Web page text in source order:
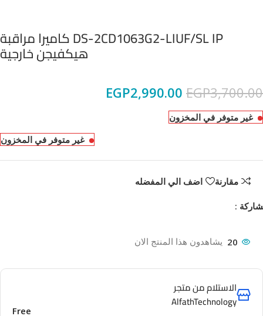
DS-2CD1063G2-LIUF/SL IP كاميرا مراقبة
هيكفيجن خارجية
EGP3,700.00
EGP2,990.00
غير متوفر في المخزون
غير متوفر في المخزون
مقارنة اضف الي المفضله
:
20 يشاهدون هذا المنتج الان
الاستلام من متجر
AlfathTechnology
Free